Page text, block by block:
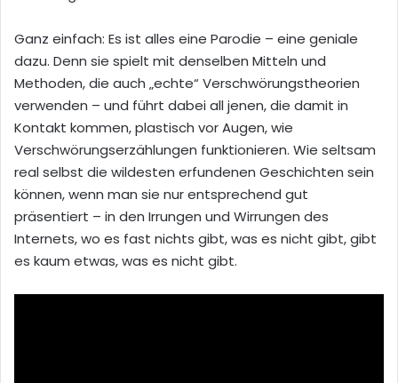
Ganz einfach: Es ist alles eine Parodie – eine geniale
dazu. Denn sie spielt mit denselben Mitteln und
Methoden, die auch „echte“ Verschwörungstheorien
verwenden – und führt dabei all jenen, die damit in
Kontakt kommen, plastisch vor Augen, wie
Verschwörungserzählungen funktionieren. Wie seltsam
real selbst die wildesten erfundenen Geschichten sein
können, wenn man sie nur entsprechend gut
präsentiert – in den Irrungen und Wirrungen des
Internets, wo es fast nichts gibt, was es nicht gibt, gibt
es kaum etwas, was es nicht gibt.